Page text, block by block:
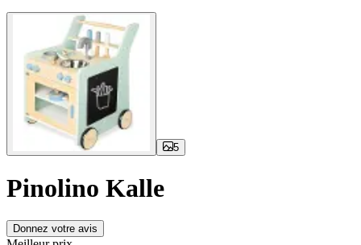
5
Pinolino Kalle
Donnez votre avis